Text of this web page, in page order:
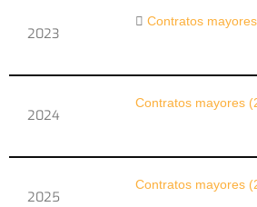
2023
Contratos
2024
Contratos mayores
2025
Contratos mayores